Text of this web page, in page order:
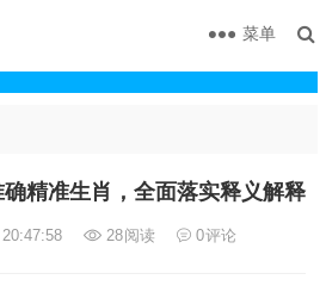
菜单
精准生肖，全面落实释义解释
28阅读 0评论